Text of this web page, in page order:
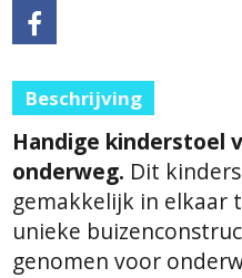
Beschrijving
Handige kinderstoel
onderweg. Dit
gemakkelijk in elkaar
unieke
genomen voor